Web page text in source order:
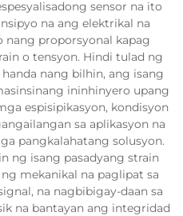
sensor na ito
na ang elektrikal na
nang proporsyonal kapag
o tensyon. Hindi tulad ng
nang bilhin, ang isang
ininhinyero upang
espisipikasyon, kondisyon
sa aplikasyon na
pangkalahatang solusyon.
ng isang pasadyang strain
mekanikal na paglipat sa
na nagbibigay-daan sa
na bantayan ang integridad